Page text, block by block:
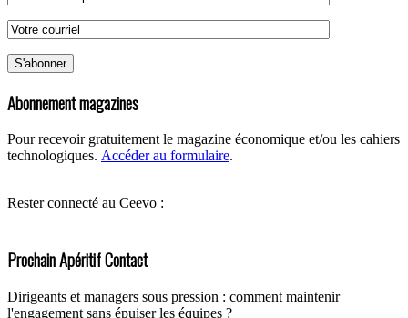
Abonnement magazines
Pour recevoir gratuitement le magazine économique et/ou les cahiers
technologiques. Accéder au formulaire.
Rester connecté au Ceevo :
Prochain Apéritif Contact
Dirigeants et managers sous pression : comment maintenir
l'engagement sans épuiser les équipes ?